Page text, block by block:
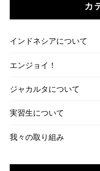
カ
インドネシアについて
エンジョイ！
ジャカルタについて
実習生について
我々の取り組み